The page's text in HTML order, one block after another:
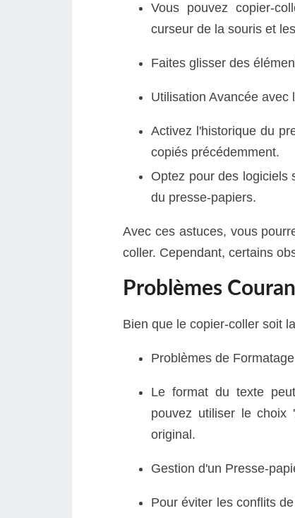
Vous pouvez copier-
curseur de la souris et
Faites glisser des
Utilisation Avancée avec
Activez l'historique du
copiés précédemment.
Optez pour des logiciels
du presse-papiers.
Avec ces astuces, vous
coller. Cependant, certains
Problèmes
Bien que le copier-coller soit
Problèmes de
Le format du texte
pouvez utiliser le choix
original.
Gestion d'un Presse-
Pour éviter les conflits